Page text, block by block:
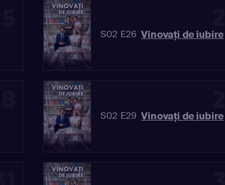
S02 E26 Vinovaţi de iubire
S02 E29 Vinovaţi de iubire